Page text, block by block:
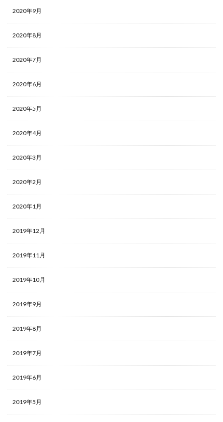
2020年9月
2020年8月
2020年7月
2020年6月
2020年5月
2020年4月
2020年3月
2020年2月
2020年1月
2019年12月
2019年11月
2019年10月
2019年9月
2019年8月
2019年7月
2019年6月
2019年5月